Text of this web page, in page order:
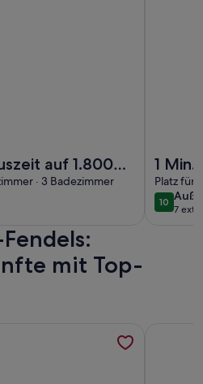
auf 1.800m
der
· 3 Badezimmer
1
mit
Platz für
1010 von
7
mit Top-